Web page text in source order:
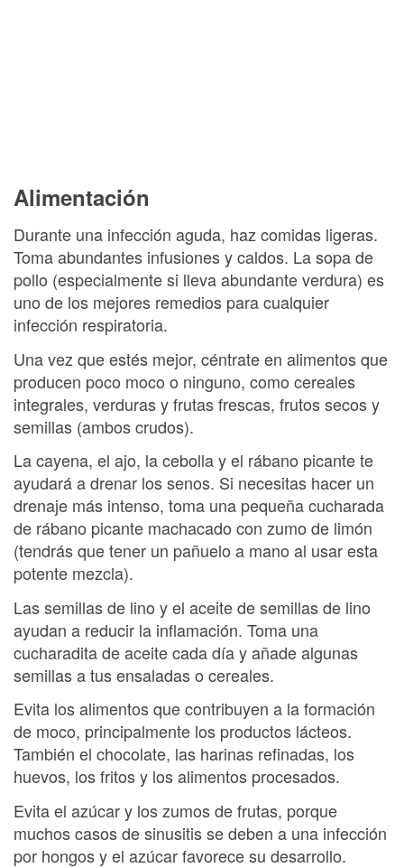
Alimentación
Durante una infección aguda, haz comidas ligeras.
Toma abundantes infusiones y caldos. La sopa de
pollo (especialmente si lleva abundante verdura) es
uno de los mejores remedios para cualquier
infección respiratoria.
Una vez que estés mejor, céntrate en alimentos que
producen poco moco o ninguno, como cereales
integrales, verduras y frutas frescas, frutos secos y
semillas (ambos crudos).
La cayena, el ajo, la cebolla y el rábano picante te
ayudará a drenar los senos. Si necesitas hacer un
drenaje más intenso, toma una pequeña cucharada
de rábano picante machacado con zumo de limón
(tendrás que tener un pañuelo a mano al usar esta
potente mezcla).
Las semillas de lino y el aceite de semillas de lino
ayudan a reducir la inflamación. Toma una
cucharadita de aceite cada día y añade algunas
semillas a tus ensaladas o cereales.
Evita los alimentos que contribuyen a la formación
de moco, principalmente los productos lácteos.
También el chocolate, las harinas refinadas, los
huevos, los fritos y los alimentos procesados.
Evita el azúcar y los zumos de frutas, porque
muchos casos de sinusitis se deben a una infección
por hongos y el azúcar favorece su desarrollo.